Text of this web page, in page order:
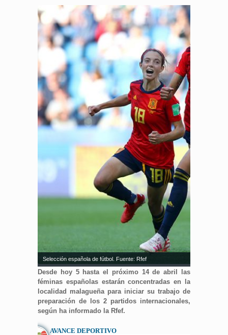
Selección española de fútbol. Fuente: Rfef
Desde hoy 5 hasta el próximo 14 de abril las
féminas españolas estarán concentradas en la
localidad malagueña para iniciar su trabajo de
preparación de los 2 partidos internacionales,
según ha informado la Rfef.
AVANCE DEPORTIVO